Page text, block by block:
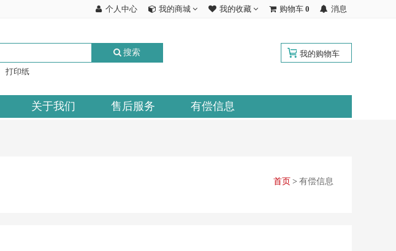
个人中心 我的商城 我的收藏 购物车 0 消息
搜索
打印纸
我的购物车
关于我们 售后服务 有偿信息
首页 > 有偿信息